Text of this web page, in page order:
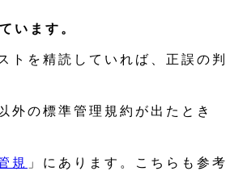
います。
を精読していれば、正誤の判
の標準管理規約が出たとき
規 」にあります。こちらも参考